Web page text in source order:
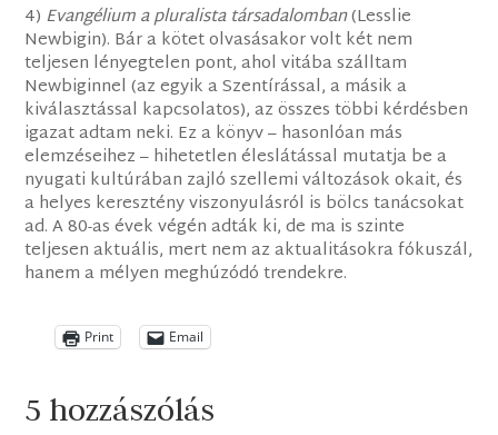
4) Evangélium a pluralista társadalomban(Lesslie
Newbigin). Bár a kötet olvasásakor volt két nem
teljesen lényegtelen pont, ahol vitába szálltam
Newbiginnel (az egyik a Szentírással, a másik a
kiválasztással kapcsolatos), az összes többi kérdésben
igazat adtam neki. Ez a könyv – hasonlóan más
elemzéseihez – hihetetlen éleslátással mutatja be a
nyugati kultúrában zajló szellemi változások okait, és
a helyes keresztény viszonyulásról is bölcs tanácsokat
ad. A 80-as évek végén adták ki, de ma is szinte
teljesen aktuális, mert nem az aktualitásokra fókuszál,
hanem a mélyen meghúzódó trendekre.
Print Email
5 hozzászólás